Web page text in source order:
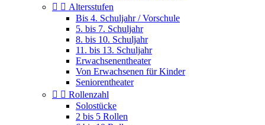
  Altersstufen
Bis 4. Schuljahr / Vorschule
5. bis 7. Schuljahr
8. bis 10. Schuljahr
11. bis 13. Schuljahr
Erwachsenentheater
Von Erwachsenen für Kinder
Seniorentheater
  Rollenzahl
Solostücke
2 bis 5 Rollen